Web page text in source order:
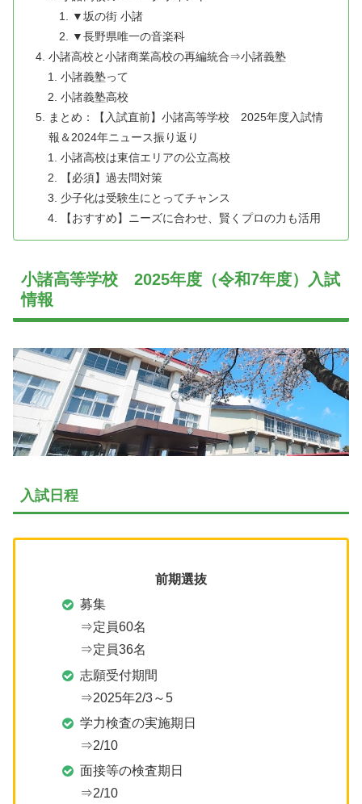
▼坂の街 小諸
▼長野県唯一の音楽科
小諸高校と小諸商業高校の再編統合⇒小諸義塾
小諸義塾って
小諸義塾高校
まとめ：【入試直前】小諸高等学校 2025年度入試情
報＆2024年ニュース振り返り
小諸高校は東信エリアの公立高校
【必須】過去問対策
少子化は受験生にとってチャンス
【おすすめ】ニーズに合わせ、賢くプロの力も活用
小諸高等学校 2025年度（令和7年度）入試
情報
入試日程
前期選抜
募集
⇒定員60名
⇒定員36名
志願受付期間
⇒2025年2/3～5
学力検査の実施期日
⇒2/10
面接等の検査期日
⇒2/10